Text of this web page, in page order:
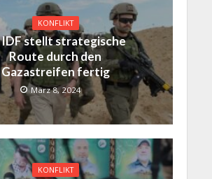
KONFLIKT
IDF stellt strategische
Route durch den
Gazastreifen fertig
März 8, 2024
KONFLIKT